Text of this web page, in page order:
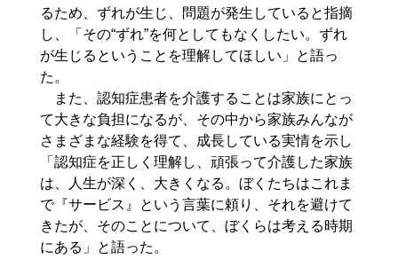
るため、ずれが生じ、問題が発生していると指摘
し、「その“ずれ”を何としてもなくしたい。ずれ
が生じるということを理解してほしい」と語っ
た。
また、認知症患者を介護することは家族にとっ
て大きな負担になるが、その中から家族みんなが
さまざまな経験を得て、成長している実情を示し
「認知症を正しく理解し、頑張って介護した家族
は、人生が深く、大きくなる。ぼくたちはこれま
で『サービス』という言葉に頼り、それを避けて
きたが、そのことについて、ぼくらは考える時期
にある」と語った。